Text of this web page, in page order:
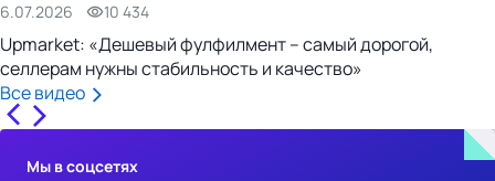
6.07.2026 10 434
Upmarket: «Дешевый фулфилмент – самый дорогой,
селлерам нужны стабильность и качество»
Все видео
Мы в соцсетях